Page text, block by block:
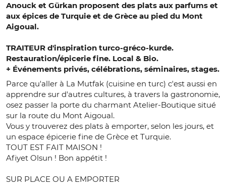
Anouck et Gürkan proposent des plats aux parfums et
aux épices de Turquie et de Grèce au pied du Mont
Aigoual.
TRAITEUR d'inspiration turco-gréco-kurde.
Restauration/épicerie fine. Local & Bio.
+ Événements privés, célébrations, séminaires, stages.
Parce qu'aller à La Mutfak (cuisine en turc) c'est aussi en
apprendre sur d'autres cultures, à travers la gastronomie,
osez passer la porte du charmant Atelier-Boutique situé
sur la route du Mont Aigoual.
Vous y trouverez des plats à emporter, selon les jours, et
un espace épicerie fine de Grèce et Turquie.
TOUT EST FAIT MAISON !
Afiyet Olsun ! Bon appétit !
SUR PLACE OU A EMPORTER